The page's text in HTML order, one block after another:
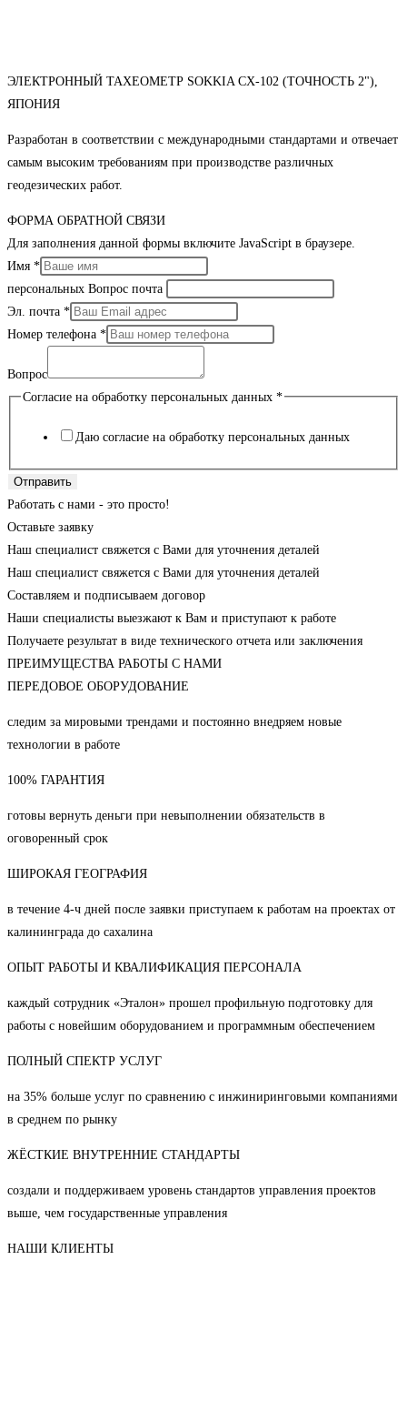
ЭЛЕКТРОННЫЙ ТАХЕОМЕТР SOKKIA CX-102 (ТОЧНОСТЬ 2"),
ЯПОНИЯ
Разработан в соответствии с международными стандартами и отвечает
самым высоким требованиям при производстве различных
геодезических работ.
ФОРМА ОБРАТНОЙ СВЯЗИ
Для заполнения данной формы включите JavaScript в браузере.
Имя *
персональных Вопрос почта
Эл. почта *
Номер телефона *
Вопрос
Согласие на обработку персональных данных *
Даю согласие на обработку персональных данных
Отправить
Работать с нами - это просто!
Оставьте заявку
Наш специалист свяжется с Вами для уточнения деталей
Наш специалист свяжется с Вами для уточнения деталей
Составляем и подписываем договор
Наши специалисты выезжают к Вам и приступают к работе
Получаете результат в виде технического отчета или заключения
ПРЕИМУЩЕСТВА РАБОТЫ С НАМИ
ПЕРЕДОВОЕ ОБОРУДОВАНИЕ
следим за мировыми трендами и постоянно внедряем новые
технологии в работе
100% ГАРАНТИЯ
готовы вернуть деньги при невыполнении обязательств в
оговоренный срок
ШИРОКАЯ ГЕОГРАФИЯ
в течение 4-ч дней после заявки приступаем к работам на проектах от
калининграда до сахалина
ОПЫТ РАБОТЫ И КВАЛИФИКАЦИЯ ПЕРСОНАЛА
каждый сотрудник «Эталон» прошел профильную подготовку для
работы с новейшим оборудованием и программным обеспечением
ПОЛНЫЙ СПЕКТР УСЛУГ
на 35% больше услуг по сравнению с инжиниринговыми компаниями
в среднем по рынку
ЖЁСТКИЕ ВНУТРЕННИЕ СТАНДАРТЫ
создали и поддерживаем уровень стандартов управления проектов
выше, чем государственные управления
НАШИ КЛИЕНТЫ